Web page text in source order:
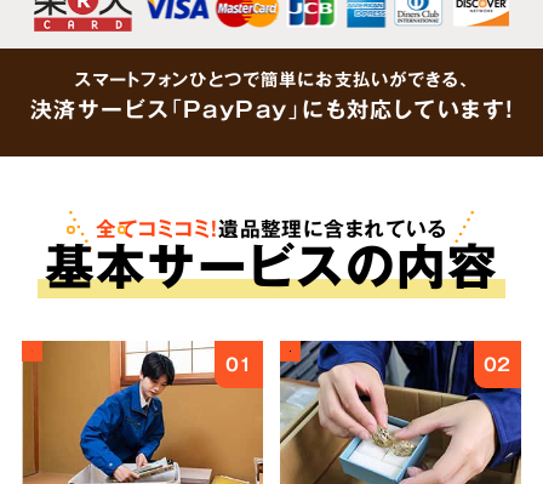
遺品をその場で買取査定いたします。企業で連
鑑定します。「買取できるものがあるかわからな
映させることで遺品整理にかかる費用を安く抑
えることが可能です。
4
ご遺族様の気持ちに
寄り添う丁寧な作業
スマートフォンひとつで簡単にお支払いができる、
決済サービス「PayPay」にも対応しています!
全てコミコミ！遺品整理に含まれている
基本サービスの内容
01 02